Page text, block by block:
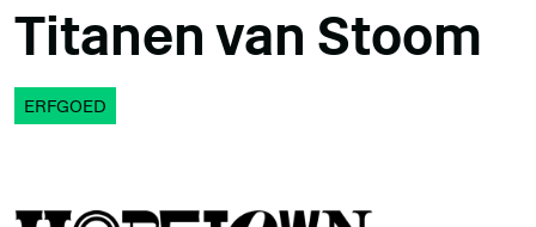
Titanen van Stoom
ERFGOED